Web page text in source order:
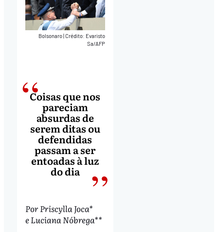
Bolsonaro Crédito: Evaristo
Sa/AFP
Coisas que nos
pareciam
absurdas de
serem ditas ou
defendidas
passam a ser
entoadas à luz
do dia
Por Priscylla Joca*
e Luciana Nóbrega**